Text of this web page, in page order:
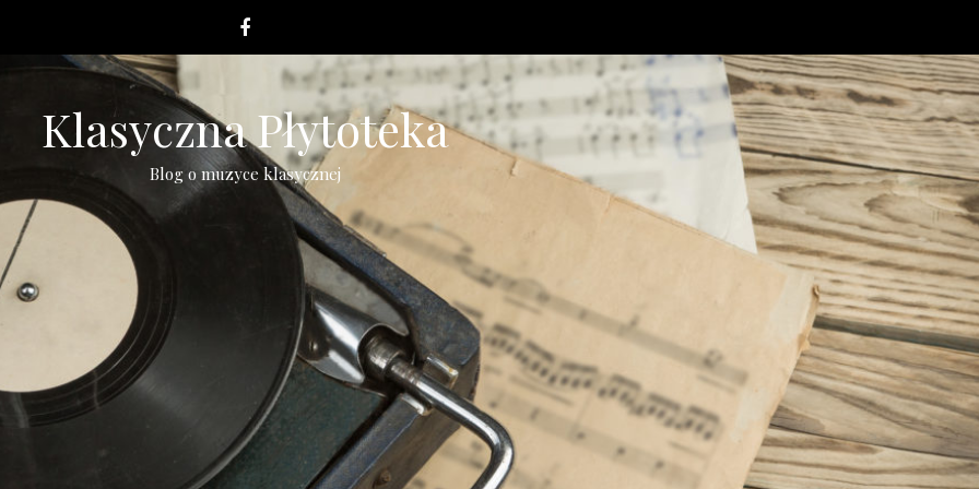
Klasyczna Płytoteka
Blog o muzyce klasycznej